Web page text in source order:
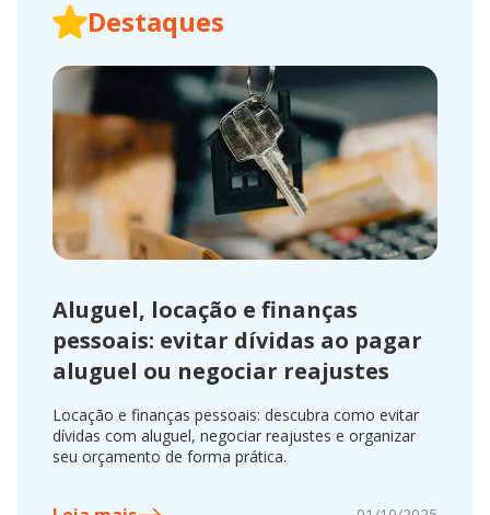
Destaques
Aluguel, locação e finanças
pessoais: evitar dívidas ao pagar
aluguel ou negociar reajustes
Locação e finanças pessoais: descubra como evitar
dívidas com aluguel, negociar reajustes e organizar
seu orçamento de forma prática.